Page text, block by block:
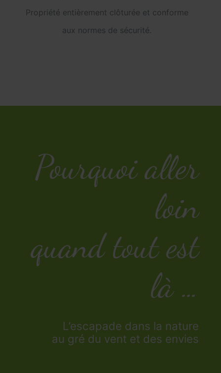
Propriété entièrement clôturée et conforme
aux normes de sécurité.
Pourquoi aller
loin
quand tout est
là …
L’escapade dans la nature
au gré du vent et des envies